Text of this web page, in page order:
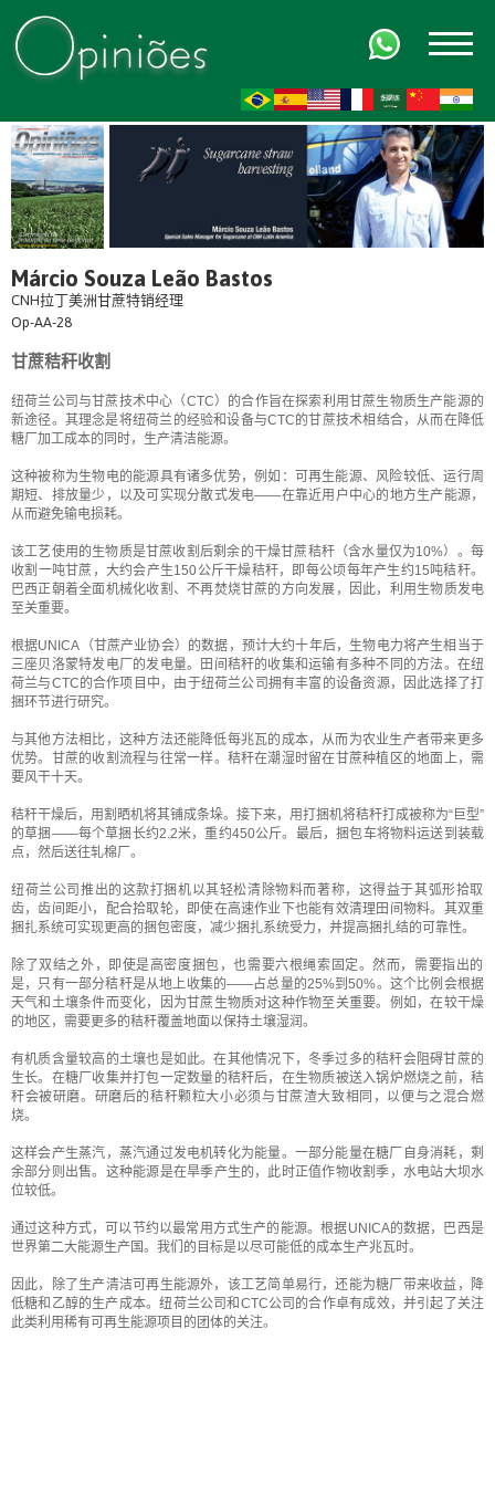
Márcio Souza Leão Bastos
CNH拉丁美洲甘蔗特销经理
Op-AA-28
甘蔗秸秆收割
纽荷兰公司与甘蔗技术中心（CTC）的合作旨在探索利用甘蔗生物质生产能源的
新途径。其理念是将纽荷兰的经验和设备与CTC的甘蔗技术相结合，从而在降低
糖厂加工成本的同时，生产清洁能源。
这种被称为生物电的能源具有诸多优势，例如：可再生能源、风险较低、运行周
期短、排放量少，以及可实现分散式发电——在靠近用户中心的地方生产能源，
从而避免输电损耗。
该工艺使用的生物质是甘蔗收割后剩余的干燥甘蔗秸秆（含水量仅为10%）。每
收割一吨甘蔗，大约会产生150公斤干燥秸秆，即每公顷每年产生约15吨秸秆。
巴西正朝着全面机械化收割、不再焚烧甘蔗的方向发展，因此，利用生物质发电
至关重要。
根据UNICA（甘蔗产业协会）的数据，预计大约十年后，生物电力将产生相当于
三座贝洛蒙特发电厂的发电量。田间秸秆的收集和运输有多种不同的方法。在纽
荷兰与CTC的合作项目中，由于纽荷兰公司拥有丰富的设备资源，因此选择了打
捆环节进行研究。
与其他方法相比，这种方法还能降低每兆瓦的成本，从而为农业生产者带来更多
优势。甘蔗的收割流程与往常一样。秸秆在潮湿时留在甘蔗种植区的地面上，需
要风干十天。
秸秆干燥后，用割晒机将其铺成条垛。接下来，用打捆机将秸秆打成被称为“巨型”
的草捆——每个草捆长约2.2米，重约450公斤。最后，捆包车将物料运送到装载
点，然后送往轧棉厂。
纽荷兰公司推出的这款打捆机以其轻松清除物料而著称，这得益于其弧形拾取
齿，齿间距小，配合拾取轮，即使在高速作业下也能有效清理田间物料。其双重
捆扎系统可实现更高的捆包密度，减少捆扎系统受力，并提高捆扎结的可靠性。
除了双结之外，即使是高密度捆包，也需要六根绳索固定。然而，需要指出的
是，只有一部分秸秆是从地上收集的——占总量的25%到50%。这个比例会根据
天气和土壤条件而变化，因为甘蔗生物质对这种作物至关重要。例如，在较干燥
的地区，需要更多的秸秆覆盖地面以保持土壤湿润。
有机质含量较高的土壤也是如此。在其他情况下，冬季过多的秸秆会阻碍甘蔗的
生长。在糖厂收集并打包一定数量的秸秆后，在生物质被送入锅炉燃烧之前，秸
秆会被研磨。研磨后的秸秆颗粒大小必须与甘蔗渣大致相同，以便与之混合燃
烧。
这样会产生蒸汽，蒸汽通过发电机转化为能量。一部分能量在糖厂自身消耗，剩
余部分则出售。这种能源是在旱季产生的，此时正值作物收割季，水电站大坝水
位较低。
通过这种方式，可以节约以最常用方式生产的能源。根据UNICA的数据，巴西是
世界第二大能源生产国。我们的目标是以尽可能低的成本生产兆瓦时。
因此，除了生产清洁可再生能源外，该工艺简单易行，还能为糖厂带来收益，降
低糖和乙醇的生产成本。纽荷兰公司和CTC公司的合作卓有成效，并引起了关注
此类利用稀有可再生能源项目的团体的关注。